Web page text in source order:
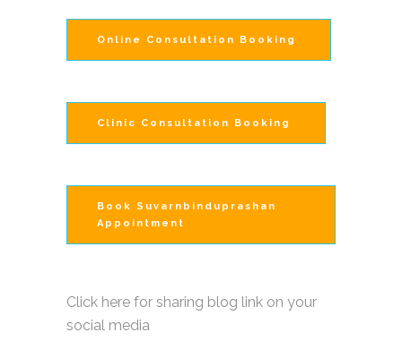
Online Consultation Booking
Clinic Consultation Booking
Book Suvarnbinduprashan
Appointment
Click here for sharing blog link on your
social media